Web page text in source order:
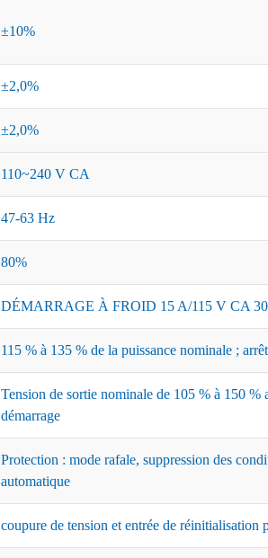
±10%
±2,0%
±2,0%
110~240 V CA
47-63 Hz
80%
DÉMARRAGE À FROID 15 A/115 V CA
115 % à 135 % de la puissance nominale ;
Tension de sortie nominale de 105 % à 150 %
démarrage
Protection : mode rafale, suppression des
automatique
coupure de tension et entrée de réinitialisation